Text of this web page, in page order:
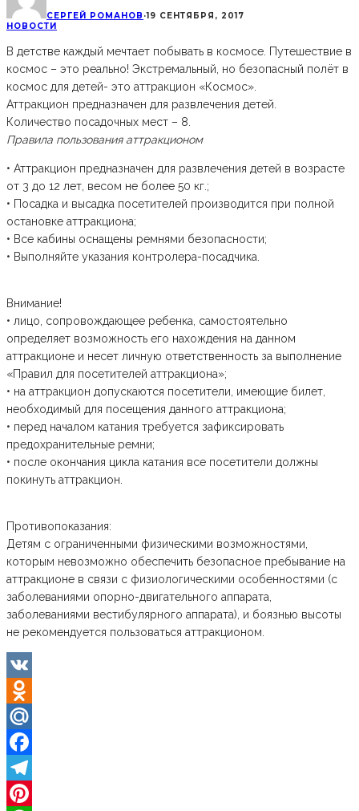
СЕРГЕЙ РОМАНОВ ·19 СЕНТЯБРЯ, 2017
НОВОСТИ
В детстве каждый мечтает побывать в космосе. Путешествие в
космос – это реально! Экстремальный, но безопасный полёт в
космос для детей- это аттракцион «Космос».
Аттракцион предназначен для развлечения детей.
Количество посадочных мест – 8.
Правила пользования аттракционом
• Аттракцион предназначен для развлечения детей в возрасте
от 3 до 12 лет, весом не более 50 кг.;
• Посадка и высадка посетителей производится при полной
остановке аттракциона;
• Все кабины оснащены ремнями безопасности;
• Выполняйте указания контролера-посадчика.
Внимание!
• лицо, сопровождающее ребенка, самостоятельно
определяет возможность его нахождения на данном
аттракционе и несет личную ответственность за выполнение
«Правил для посетителей аттракциона»;
• на аттракцион допускаются посетители, имеющие билет,
необходимый для посещения данного аттракциона;
• перед началом катания требуется зафиксировать
предохранительные ремни;
• после окончания цикла катания все посетители должны
покинуть аттракцион.
Противопоказания:
Детям с ограниченными физическими возможностями,
которым невозможно обеспечить безопасное пребывание на
аттракционе в связи с физиологическими особенностями (с
заболеваниями опорно-двигательного аппарата,
заболеваниями вестибулярного аппарата), и боязнью высоты
не рекомендуется пользоваться аттракционом.
VK
Odnoklassniki
Mail.Ru
Facebook
Telegram